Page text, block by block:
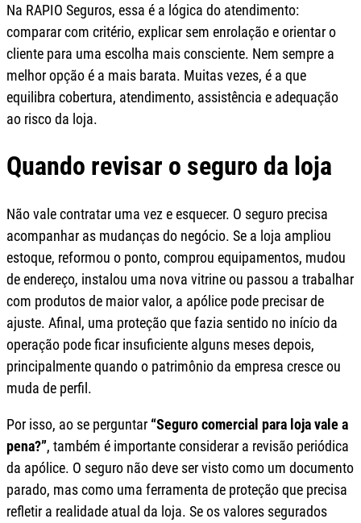
Na RAPIO Seguros, essa é a lógica do atendimento:
comparar com critério, explicar sem enrolação e orientar o
cliente para uma escolha mais consciente. Nem sempre a
melhor opção é a mais barata. Muitas vezes, é a que
equilibra cobertura, atendimento, assistência e adequação
ao risco da loja.
Quando revisar o seguro da loja
Não vale contratar uma vez e esquecer. O seguro precisa
acompanhar as mudanças do negócio. Se a loja ampliou
estoque, reformou o ponto, comprou equipamentos, mudou
de endereço, instalou uma nova vitrine ou passou a trabalhar
com produtos de maior valor, a apólice pode precisar de
ajuste. Afinal, uma proteção que fazia sentido no início da
operação pode ficar insuficiente alguns meses depois,
principalmente quando o patrimônio da empresa cresce ou
muda de perfil.
Por isso, ao se perguntar “Seguro comercial para loja vale a
pena?”, também é importante considerar a revisão periódica
da apólice. O seguro não deve ser visto como um documento
parado, mas como uma ferramenta de proteção que precisa
refletir a realidade atual da loja. Se os valores segurados